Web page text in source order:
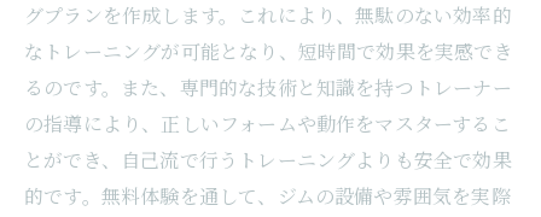
グプランを作成します。これにより、無駄のない効率的
なトレーニングが可能となり、短時間で効果を実感でき
るのです。また、専門的な技術と知識を持つトレーナー
の指導により、正しいフォームや動作をマスターするこ
とができ、自己流で行うトレーニングよりも安全で効果
的です。無料体験を通して、ジムの設備や雰囲気を実際